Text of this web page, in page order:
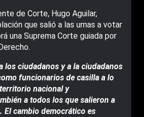
de Corte, Hugo Aguilar,
que salió a las urnas a votar
una Suprema Corte guiada por
los ciudadanos y a la ciudadanos
funcionarios de casilla a lo
nacional y
a todos los que salieron a
El cambio democrático es